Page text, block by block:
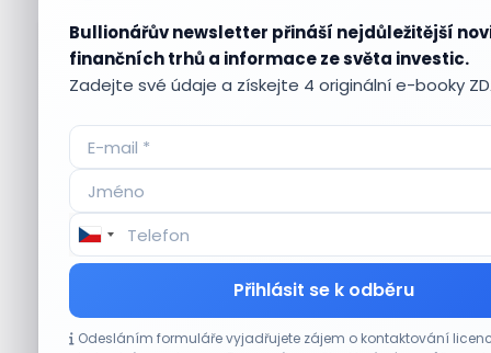
Bullionářův newsletter přináší nejdůležitější
finančních trhů a informace ze světa investic.
Zadejte své údaje a získejte 4 originální e-booky
Přihlásit se k odběru
Odesláním formuláře vyjadřujete zájem o kontaktování
Aktuálnípříležitosti
Technologický obrat přidal indexu Nasdaq